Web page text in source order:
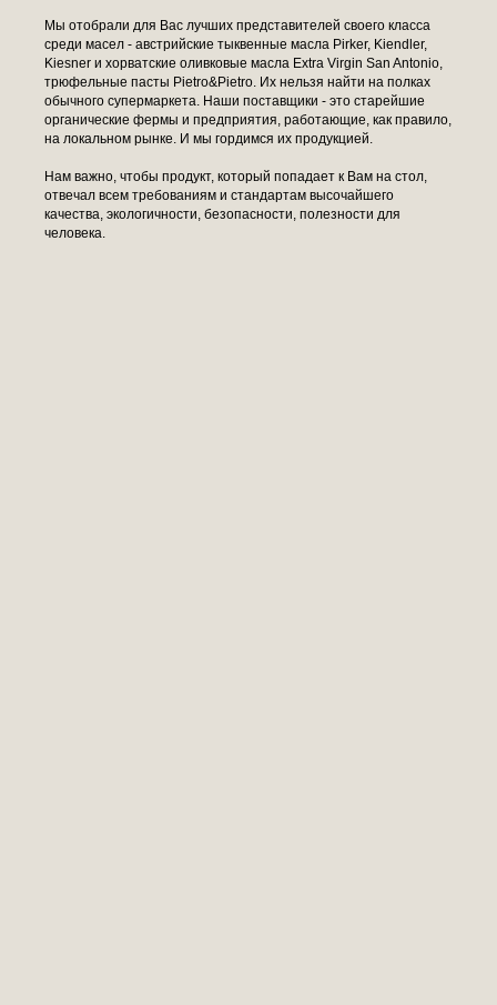
Мы отобрали для Вас лучших представителей своего класса
среди масел - австрийские тыквенные масла Pirker, Kiendler,
Kiesner и хорватские оливковые масла Extra Virgin San Antonio,
трюфельные пасты Pietro&Pietro. Их нельзя найти на полках
обычного супермаркета. Наши поставщики - это старейшие
органические фермы и предприятия, работающие, как правило,
на локальном рынке. И мы гордимся их продукцией.
Нам важно, чтобы продукт, который попадает к Вам на стол,
отвечал всем требованиям и стандартам высочайшего
качества, экологичности, безопасности, полезности для
человека.